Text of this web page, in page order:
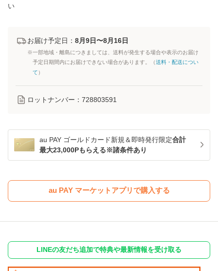
い
お届け予定日： 8月9日〜8月16日
※一部地域・離島につきましては、送料が発生する場合や表示のお届け
予定日期間内にお届けできない場合があります。（送料・配送につい
て ）
ロットナンバー： 728803591
au PAY ゴールドカード新規＆即時発行限定合計
最大23,000Pもらえる※諸条件あり
au PAY マーケットアプリで購入する
LINEの友だち追加で特典や最新情報を受け取る